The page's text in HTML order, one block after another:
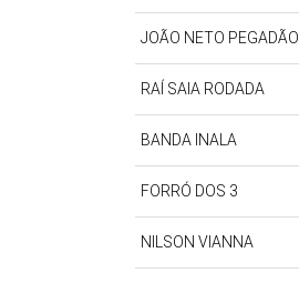
JOÃO NETO PEGADÃO
RAÍ SAIA RODADA
BANDA INALA
FORRÓ DOS 3
NILSON VIANNA